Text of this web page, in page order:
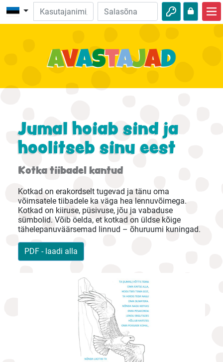
Piibliseiklused
Seiklused
Jumal hoiab sind ja
hoolitseb sinu eest
Kotka tiibadel kantud
Kotkad on erakordselt tugevad ja tänu oma
võimsatele tiibadele ka väga hea lennuvõimega.
Kotkad on kiiruse, püsivuse, jõu ja vabaduse
sümbolid. Võib öelda, et kotkad on üldse kõige
tähelepanuväärsemad linnud – õhuruumi kuningad.
PDF - laadi alla